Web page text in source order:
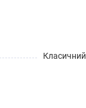
Класичний